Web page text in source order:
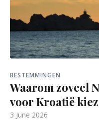
BESTEMMINGEN
Waarom zoveel
voor Kroatië
3 June 2026